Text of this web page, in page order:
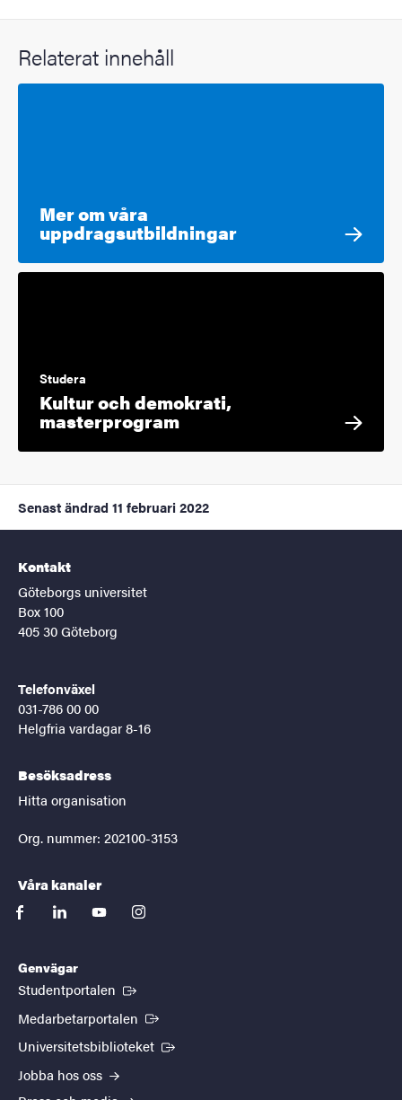
Relaterat innehåll
Mer om våra
uppdragsutbildningar
Studera
Kultur och demokrati,
masterprogram
Senast ändrad 11 februari 2022
Kontakt
Göteborgs universitet
Box 100
405 30 Göteborg
Telefonväxel
031-786 00 00
Helgfria vardagar 8-16
Besöksadress
Hitta organisation
Org. nummer: 202100-3153
Våra kanaler
facebooklinkedinyoutubeinstagram
Genvägar
Studentportalen (Extern länk)
Medarbetarportalen (Extern länk)
Universitetsbiblioteket (Extern länk)
Jobba hos oss